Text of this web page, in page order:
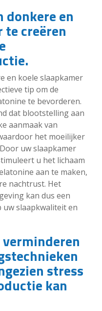
donkere en
te creëren
en koele slaapkamer
tip om de
te bevorderen.
dat blootstelling aan
aanmaak van
het moeilijker
uw slaapkamer
u het lichaam
aan te maken,
nachtrust. Het
kan dus een
slaapkwaliteit en
stress
kan